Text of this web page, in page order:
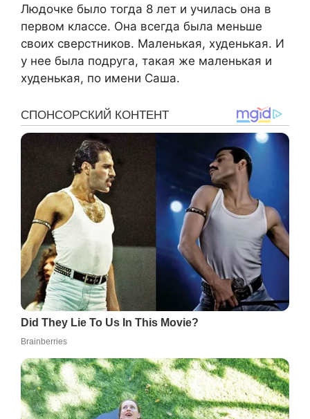
Людочке было тогда 8 лет и училась она в
первом классе. Она всегда была меньше
своих сверстников. Маленькая, худенькая. И
у нее была подруга, такая же маленькая и
худенькая, по имени Саша.